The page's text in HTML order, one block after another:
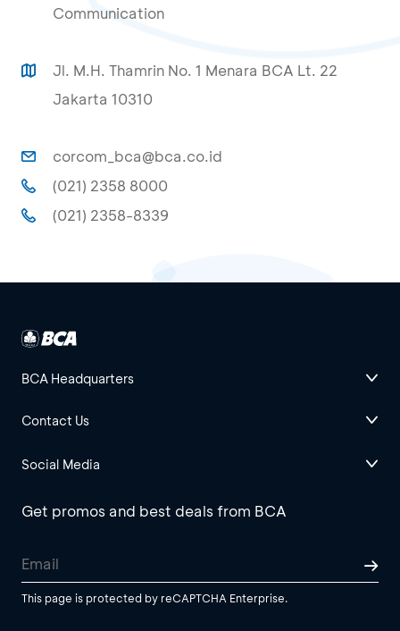
Communication
Jl. M.H. Thamrin No. 1 Menara BCA Lt. 22
Jakarta 10310
corcom_bca@bca.co.id
(021) 2358 8000
(021) 2358-8339
BCA Headquarters
Contact Us
Social Media
Get promos and best deals from BCA
This page is protected by reCAPTCHA Enterprise.